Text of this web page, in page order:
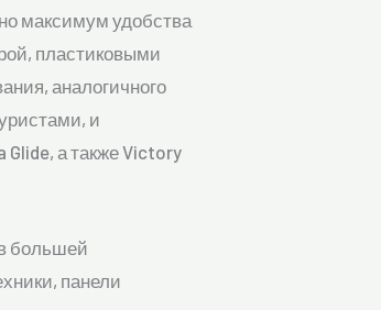
максимум удобства
пластиковыми
аналогичного
и
а также Victory
большей
панели